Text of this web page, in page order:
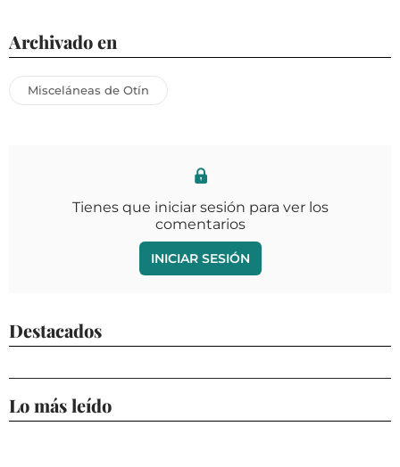
Archivado en
Misceláneas de Otín
Tienes que iniciar sesión para ver los
comentarios
INICIAR SESIÓN
Destacados
Lo más leído